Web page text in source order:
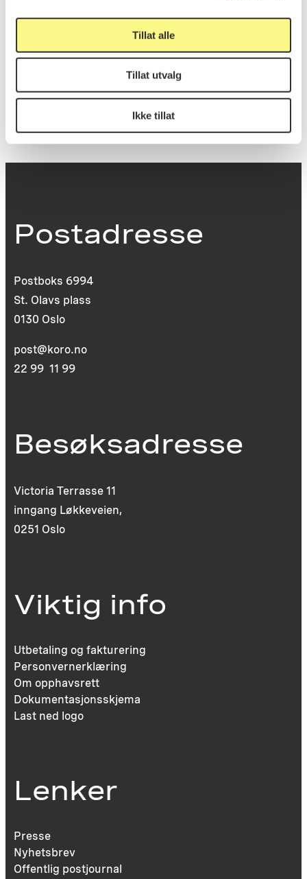
Tillat alle
Tillat utvalg
Ikke tillat
Reference KORO.007525
Eidsberg fengsel
Postadresse
Postboks 6994
St. Olavs plass
0130 Oslo
post@koro.no
22 99 11 99
Besøksadresse
Victoria Terrasse 11
inngang Løkkeveien,
0251 Oslo
Viktig info
Utbetaling og fakturering
Personvernerklæring
Om opphavsrett
Dokumentasjonsskjema
Last ned logo
Lenker
Presse
Nyhetsbrev
Offentlig postjournal